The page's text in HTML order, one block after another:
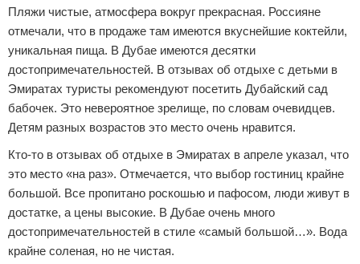
Пляжи чистые, атмосфера вокруг прекрасная. Россияне
отмечали, что в продаже там имеются вкуснейшие коктейли,
уникальная пища. В Дубае имеются десятки
достопримечательностей. В отзывах об отдыхе с детьми в
Эмиратах туристы рекомендуют посетить Дубайский сад
бабочек. Это невероятное зрелище, по словам очевидцев.
Детям разных возрастов это место очень нравится.
Кто-то в отзывах об отдыхе в Эмиратах в апреле указал, что
это место «на раз». Отмечается, что выбор гостиниц крайне
большой. Все пропитано роскошью и пафосом, люди живут в
достатке, а цены высокие. В Дубае очень много
достопримечательностей в стиле «самый большой…». Вода
крайне соленая, но не чистая.